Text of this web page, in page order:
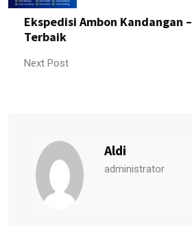
Ekspedisi Ambon Kandangan –
Terbaik
Next Post
Aldi
administrator